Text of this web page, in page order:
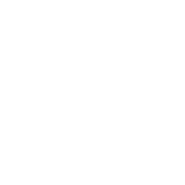
promocjach i wyjątkowych kodach!
Zgarnij
aby zapewnić jak najlepsze wrażenia.